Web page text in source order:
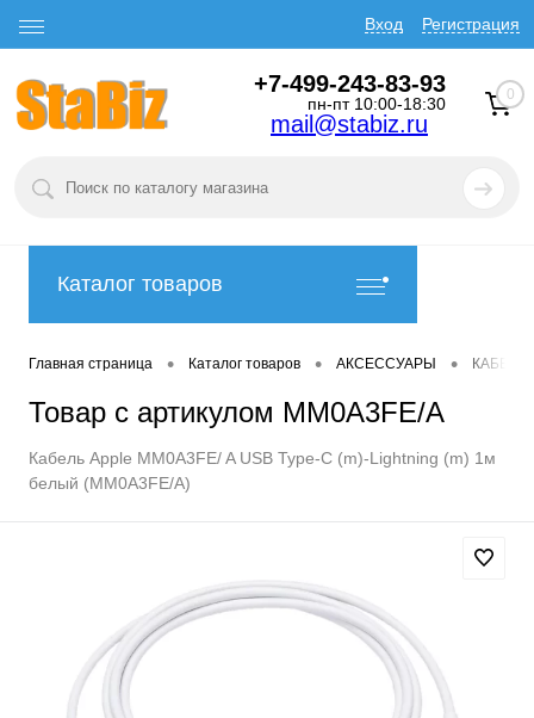
Вход Регистрация
+7-499-243-83-93
пн-пт 10:00-18:30
mail@stabiz.ru
0
Каталог товаров
Главная страница • Каталог товаров • АКСЕССУАРЫ •
Товар с артикулом MM0A3FE/A
Кабель Apple MM0A3FE/ A USB Type-C (m)-Lightning (m) 1м
белый (MM0A3FE/A)